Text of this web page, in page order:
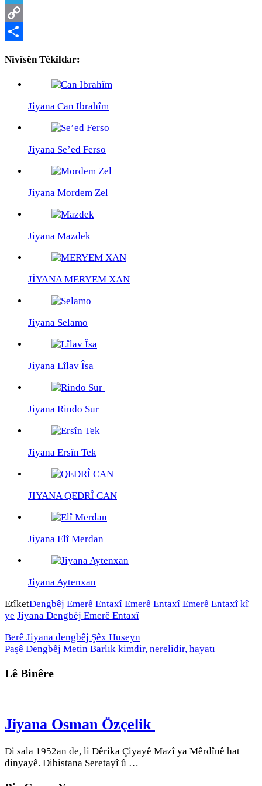
Telegram
Copy
Nivîsên Têkîldar:
Jiyana Can Ibrahîm
Jiyana Se’ed Ferso
Jiyana Mordem Zel
Jiyana Mazdek
JİYANA MERYEM XAN
Jiyana Selamo
Jiyana Lîlav Îsa
Jiyana Rindo Sur
Jiyana Ersîn Tek
JIYANA QEDRÎ CAN
Jiyana Elî Merdan
Jiyana Aytenxan
EtîketDengbêj Emerê Entaxî Emerê Entaxî Emerê Entaxî kî
ye Jiyana Dengbêj Emerê Entaxî
Berê Jiyana dengbêj Şêx Huseyn
Paşê Dengbêj Metin Barlık kimdir, nerelidir, hayatı
Lê Binêre
Jiyana Osman Özçelik
Di sala 1952an de, li Dêrika Çiyayê Mazî ya Mêrdînê hat
dinyayê. Dibistana Seretayî û …